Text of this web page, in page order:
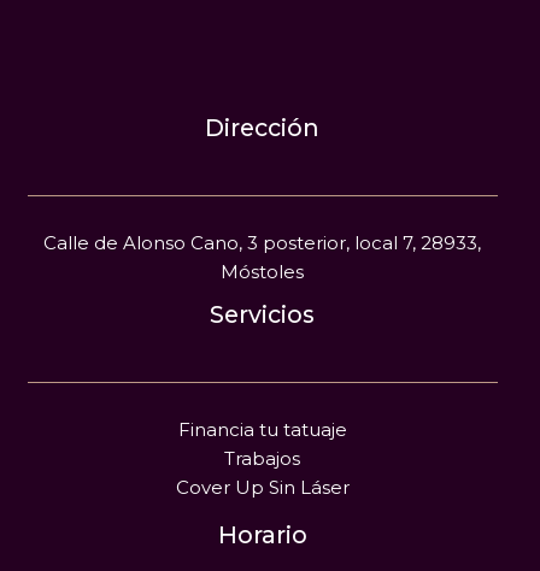
Dirección
Calle de Alonso Cano, 3 posterior, local 7, 28933,
Móstoles
Servicios
Financia tu tatuaje
Trabajos
Cover Up Sin Láser
Horario